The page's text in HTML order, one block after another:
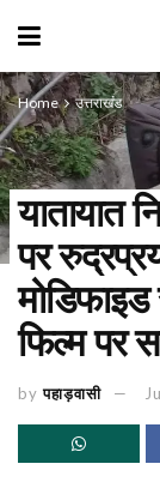
Home उत्तराखंड
यातायात
पर
फिल्म पर
by पहाड़वासी